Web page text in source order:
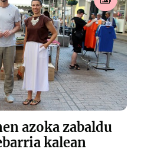
azoka zabaldu
kalean